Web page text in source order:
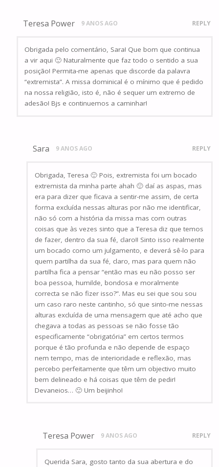
Teresa Power 9 ANOS AGO REPLY
Obrigada pelo comentário, Sara! Que bom que continua
a vir aqui 🙂 Naturalmente que faz todo o sentido a sua
posição! Permita-me apenas que discorde da palavra
“extremista”. A missa dominical é o mínimo que é pedido
na nossa religião, isto é, não é sequer um extremo de
adesão! Bjs e continuemos a caminhar!
Sara 9 ANOS AGO REPLY
Obrigada, Teresa 🙂 Pois, extremista foi um bocado
extremista da minha parte ahah 🙂 daí as aspas, mas
era para dizer que ficava a sentir-me assim, de certa
forma excluída nessas alturas por não me identificar,
não só com a história da missa mas com outras
coisas que às vezes sinto que a Teresa diz que temos
de fazer, dentro da sua fé, claro!! Sinto isso realmente
um bocado como um julgamento, e deverá sê-lo para
quem partilha da sua fé, claro, mas para quem não
partilha fica a pensar “então mas eu não posso ser
boa pessoa, humilde, bondosa e moralmente
correcta se não fizer isso?”. Mas eu sei que sou sou
um caso raro neste cantinho, só que sinto-me nessas
alturas excluída de uma mensagem que até acho que
chegava a todas as pessoas se não fosse tão
especificamente “obrigatória” em certos termos
porque é tão profunda e não depende de espaço
nem tempo, mas de interioridade e reflexão, mas
percebo perfeitamente que têm um objectivo muito
bem delineado e há coisas que têm de pedir!
Devaneios… 🙂 Um beijinho!
Teresa Power 9 ANOS AGO REPLY
Querida Sara, gosto tanto da sua abertura e do